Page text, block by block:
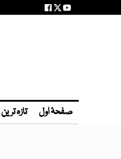
صفحۂ اول تازہ ترین